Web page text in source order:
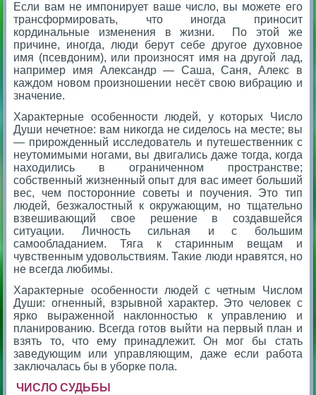
Если вам не импонирует ваше число, вы можете его
трансформировать, что иногда приносит
кординальные изменения в жизни. По этой же
причине, иногда, люди берут себе другое духовное
имя (псевдоним), или произносят имя на другой лад,
например имя Александр — Саша, Саня, Алекс в
каждом новом произношении несёт свою вибрацию и
значение.
Характерные особенности людей, у которых Число
Души нечетное: вам никогда не сиделось на месте; вы
— прирожденный исследователь и путешественник с
неутомимыми ногами, вы двигались даже тогда, когда
находились в ограниченном пространстве;
собственный жизненный опыт для вас имеет больший
вес, чем посторонние советы и поучения. Это тип
людей, безжалостный к окружающим, но тщательно
взвешивающий свое решение в создавшейся
ситуации. Личность сильная и с большим
самообладанием. Тяга к старинным вещам и
чувственным удовольствиям. Такие люди нравятся, но
не всегда любимы.
Характерные особенности людей с четным Числом
Души: огненный, взрывной характер. Это человек с
ярко выраженной наклонностью к управлению и
планированию. Всегда готов выйти на первый план и
взять то, что ему принадлежит. Он мог бы стать
заведующим или управляющим, даже если работа
заключалась бы в уборке пола.
ЧИСЛО СУДЬБЫ